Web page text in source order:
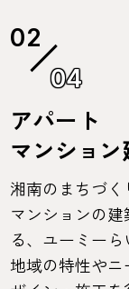
04
アパート
マンション
湘南のまちづく
マンションの
る、ユーミーら
地域の特性や